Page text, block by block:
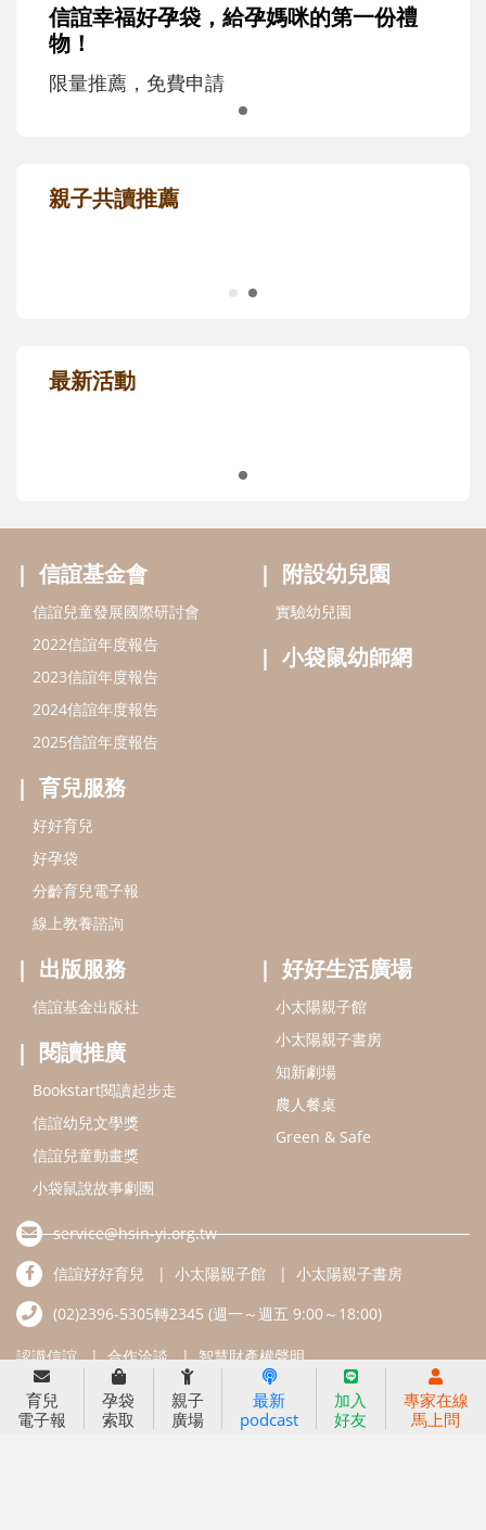
信誼幸福好孕袋，給孕媽咪的第一份禮
物！
限量推薦，免費申請
親子共讀推薦
最新活動
信誼基金會
信誼兒童發展國際研討會
2022信誼年度報告
2023信誼年度報告
2024信誼年度報告
2025信誼年度報告
育兒服務
好好育兒
好孕袋
附設幼兒園
小袋鼠幼師網
育兒
電子報
孕袋
索取
親子
廣場
最新
podcast
加入
好友
專家在線
馬上問